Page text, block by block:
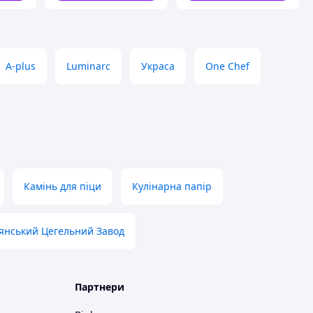
A-plus Luminarc Украса One Chef
Камінь для піци Кулінарна папір
Цегельний Завод
Партнери